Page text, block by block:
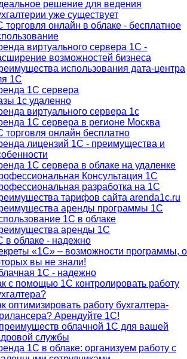
решение для ведения
уже существует
торговля онлайн в облаке - бесплатное
виртуального сервера 1С -
возможностей бизнеса
использования дата-центра
1С
1С сервера
1с удаленно
виртуального сервера 1с
1С сервера в регионе Москва
торговля онлайн бесплатно
лицензий 1С - преимущества и
1С сервера в облаке на удаленке
Консультация 1С
разработка на 1С
тарифов сайта arenda1c.ru
аренды программы 1С
1С в облаке
аренды 1С
в облаке - надежно
«1С» – возможности программы, о
вы не знали!
1С - надежно
с помощью 1С контролировать работу
оптимизировать работу бухгалтера-
Арендуйте 1С!
облачной 1С для вашей
службы
1С в облаке: организуем работу с